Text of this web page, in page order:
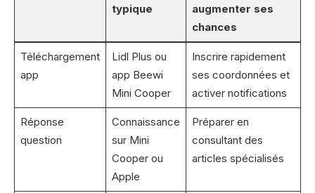
typique
augmenter ses
chances
Téléchargement
app
Lidl Plus ou
app Beewi
Mini Cooper
Inscrire rapidement
ses coordonnées et
activer notifications
Réponse
question
Connaissance
sur Mini
Cooper ou
Apple
Préparer en
consultant des
articles spécialisés